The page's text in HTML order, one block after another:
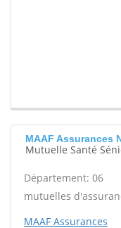
MAAF Assurances
Mutuelle Santé
Département: 06
mutuelles
MAAF Assurances